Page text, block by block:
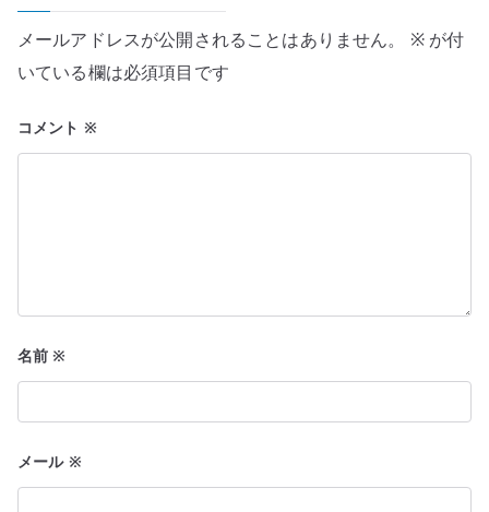
シ
ョ
ン
メールアドレスが公開されることはありません。 ※が付
いている欄は必須項目です
コメント ※
名前※
メール ※